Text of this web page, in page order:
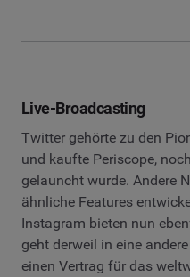
Live-Broadcasting
Twitter gehörte zu den
und kaufte Periscope,
gelauncht wurde. Andere
ähnliche Features
Instagram bieten nun
geht derweil in eine
einen Vertrag für das